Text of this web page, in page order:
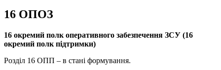
16 ОПОЗ
16 окремий полк оперативного забезпечення ЗСУ (16
окремий полк підтримки)
Розділ 16 ОПП – в стані формування.